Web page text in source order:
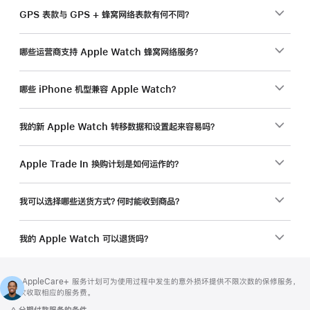
GPS 表款与 GPS + 蜂窝网络表款有何不同？
哪些运营商支持 Apple Watch 蜂窝网络服务？
哪些 iPhone 机型兼容 Apple Watch？
我的新 Apple Watch 转移数据和设置起来容易吗？
Apple Trade In 换购计划是如何运作的？
我可以选择哪些送货方式？何时能收到商品？
我的 Apple Watch 可以退货吗？
页
页
脚
注
脚
注
** AppleCare+ 服务计划可为使用过程中发生的意外损坏提供不限次数的保修服务，
每次收取相应的服务费。